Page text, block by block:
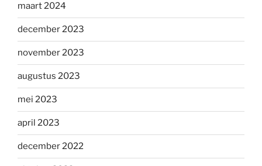
maart 2024
december 2023
november 2023
augustus 2023
mei 2023
april 2023
december 2022